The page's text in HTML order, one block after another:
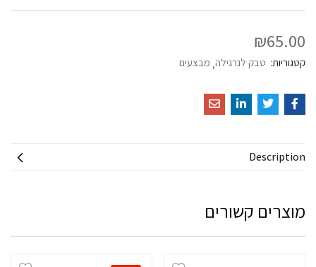
₪65.00
קטגוריות: טבק לנרגילה מבצעים
Description
מוצרים קשורים